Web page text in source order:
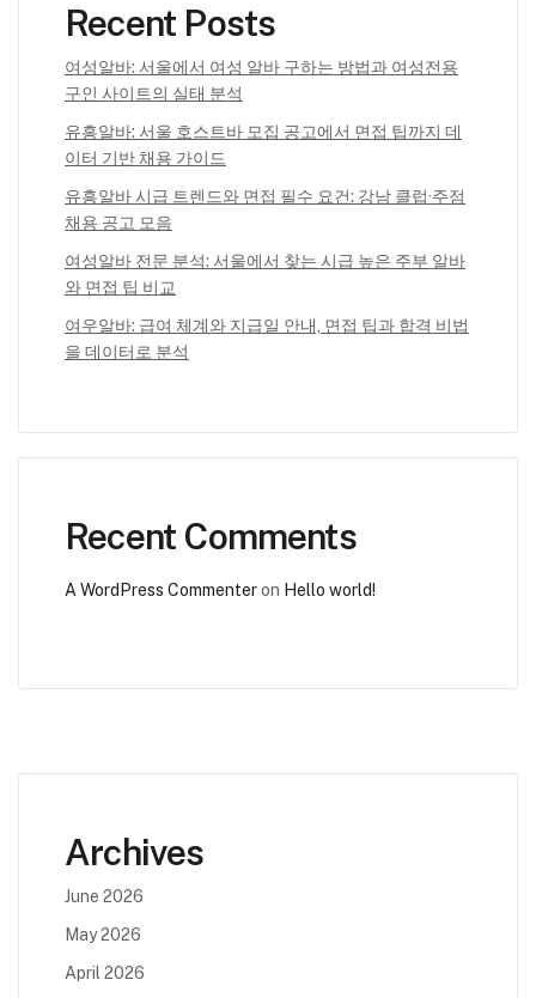
Recent Posts
여성알바: 서울에서 여성 알바 구하는 방법과 여성전용
구인 사이트의 실태 분석
유흥알바: 서울 호스트바 모집 공고에서 면접 팁까지 데
이터 기반 채용 가이드
유흥알바 시급 트렌드와 면접 필수 요건: 강남 클럽·주점
채용 공고 모음
여성알바 전문 분석: 서울에서 찾는 시급 높은 주부 알바
와 면접 팁 비교
여우알바: 급여 체계와 지급일 안내, 면접 팁과 합격 비법
을 데이터로 분석
Recent Comments
A WordPress Commenteron Hello world!
Archives
June 2026
May 2026
April 2026